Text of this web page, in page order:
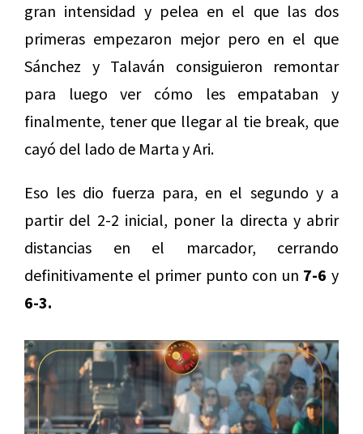
gran intensidad y pelea en el que las dos
primeras empezaron mejor pero en el que
Sánchez y Talaván consiguieron remontar
para luego ver cómo les empataban y
finalmente, tener que llegar al tie break, que
cayó del lado de Marta y Ari.
Eso les dio fuerza para, en el segundo y a
partir del 2-2 inicial, poner la directa y abrir
distancias en el marcador, cerrando
definitivamente el primer punto con un 7-6 y
6-3.